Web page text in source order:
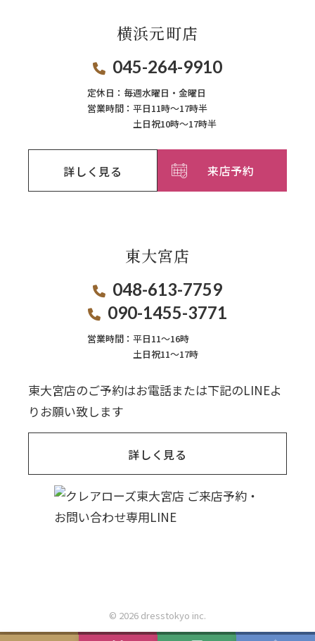
横浜元町店
045-264-9910
定休日： 毎週⽔曜⽇‧⾦曜⽇
営業時間： 平日11時～17時半
土日祝10時～17時半
詳しく見る 来店予約
東大宮店
048-613-7759
090-1455-3771
営業時間： 平日11〜16時
土日祝11〜17時
東大宮店のご予約はお電話または下記のLINEよ
りお願い致します
詳しく見る
© 2026 dresstokyo inc.